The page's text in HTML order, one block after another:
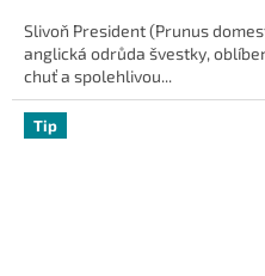
z
5
hvězdiček.
Slivoň President (Prunus
anglická odrůda švestky,
chuť a spolehlivou...
Tip